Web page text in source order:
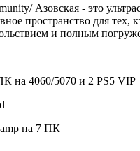
Азовская - это
пространство для тех,
и полным
на 4060/5070 и 2 PS5 VIP
на 7 ПК